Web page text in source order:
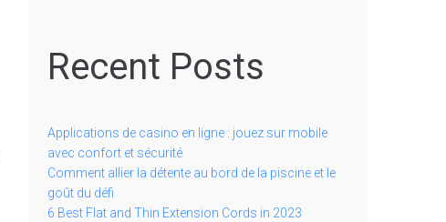
Recent Posts
Applications de casino en ligne : jouez sur mobile
avec confort et sécurité
Comment allier la détente au bord de la piscine et le
goût du défi
6 Best Flat and Thin Extension Cords in 2023